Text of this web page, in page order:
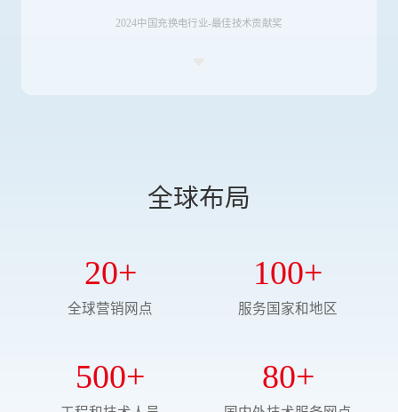
2024中国充换电行业-最佳技术贡献奖
全球布局
20+
全球营销网点
100+
服务国家和地区
500+ 80+